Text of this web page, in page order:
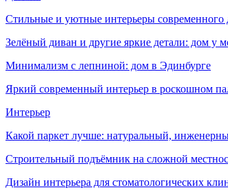
Стильные и уютные интерьеры
Зелёный диван и другие яркие детали: дом у
Минимализм с лепниной: дом в Эдинбурге
Яркий современный интерьер в роскошном
Интерьер
Какой паркет лучше: натуральный,
Строительный подъёмник на сложной
Дизайн интерьера для стоматологических